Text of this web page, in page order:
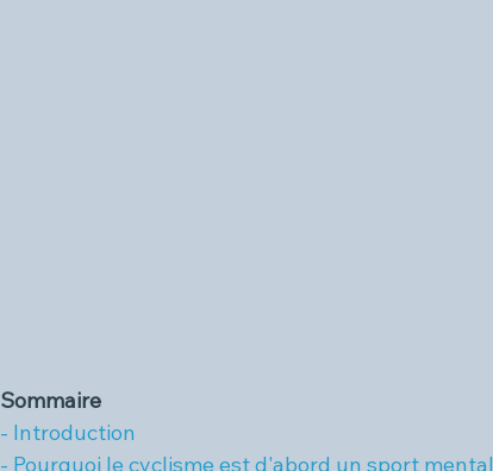
Sommaire
- Introduction
- Pourquoi le cyclisme est d'abord un sport mental